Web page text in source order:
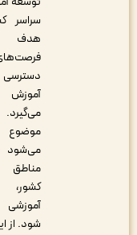
سراسر کشور، با
هدف افزایش
فرصت‌های
دسترسی به
آموزش انجام
می‌گیرد. این
موضوع سبب
می‌شود که در
مناطق مختلف
کشور، واحد
آموزشی تأسیس
شود. از این طریق